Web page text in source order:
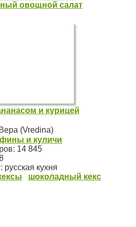
овощной салат
и курицей
Вера (Vredina)
и куличи
14 845
русская кухня
шоколадный кекс